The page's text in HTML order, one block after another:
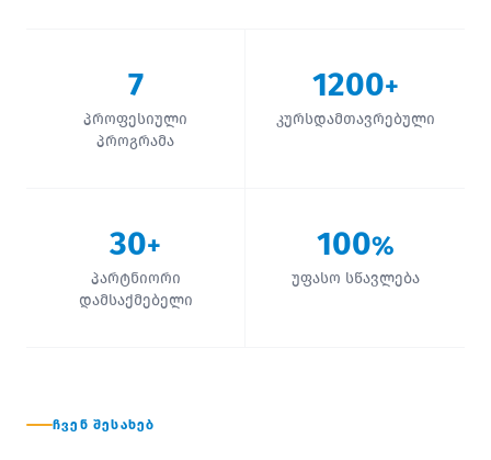
7
პროფესიული
პროგრამა
1200+
კურსდამთავრებული
30+
პარტნიორი
დამსაქმებელი
100%
უფასო სწავლება
ᲩᲕᲔᲜ ᲨᲔᲡᲐᲮᲔᲑ